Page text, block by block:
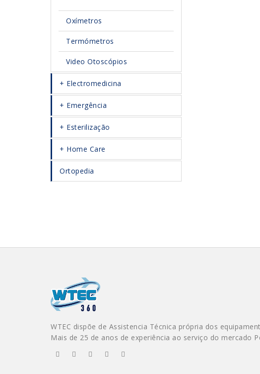
Oxímetros
Termómetros
Video Otoscópios
Electromedicina
Emergência
Esterilização
Home Care
Ortopedia
WTEC dispõe de Assistencia Técnica própria dos
Mais de 25 de anos de experiência ao serviço do mercado